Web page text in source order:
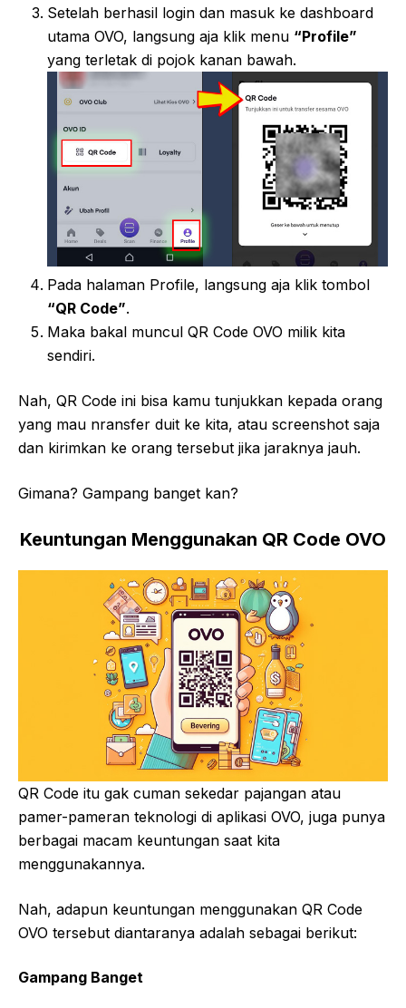
Setelah berhasil login dan masuk ke dashboard
utama OVO, langsung aja klik menu “Profile”
yang terletak di pojok kanan bawah.
Pada halaman Profile, langsung aja klik tombol
“QR Code”.
Maka bakal muncul QR Code OVO milik kita
sendiri.
Nah, QR Code ini bisa kamu tunjukkan kepada orang
yang mau nransfer duit ke kita, atau screenshot saja
dan kirimkan ke orang tersebut jika jaraknya jauh.
Gimana? Gampang banget kan?
Keuntungan Menggunakan QR Code OVO
QR Code itu gak cuman sekedar pajangan atau
pamer-pameran teknologi di aplikasi OVO, juga punya
berbagai macam keuntungan saat kita
menggunakannya.
Nah, adapun keuntungan menggunakan QR Code
OVO tersebut diantaranya adalah sebagai berikut:
Gampang Banget